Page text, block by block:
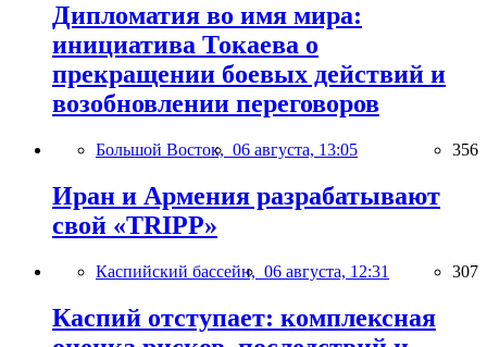
Дипломатия во имя мира:
инициатива Токаева о
прекращении боевых действий и
возобновлении переговоров
Большой Восток, 06 августа, 13:05 356
Иран и Армения разрабатывают
свой «TRIPP»
Каспийский бассейн, 06 августа, 12:31 307
Каспий отступает: комплексная